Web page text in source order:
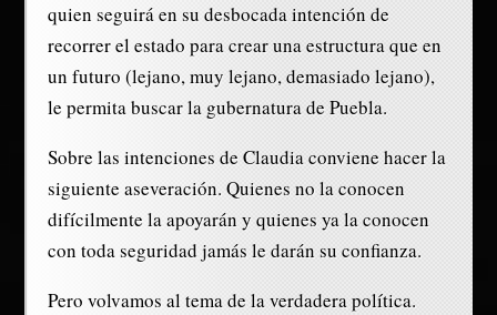
quien seguirá en su desbocada intención de
recorrer el estado para crear una estructura que en
un futuro (lejano, muy lejano, demasiado lejano),
le permita buscar la gubernatura de Puebla.
Sobre las intenciones de Claudia conviene hacer la
siguiente aseveración. Quienes no la conocen
difícilmente la apoyarán y quienes ya la conocen
con toda seguridad jamás le darán su confianza.
Pero volvamos al tema de la verdadera política.